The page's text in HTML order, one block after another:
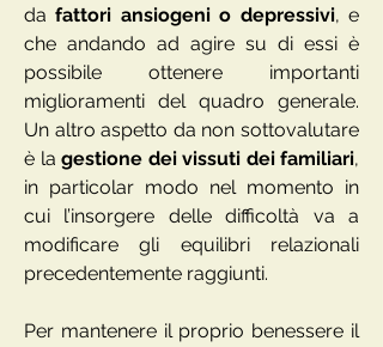
dafattori ansiogeni o depressivi, e
che andando ad agire su di essi è
possibile ottenere importanti
miglioramenti del quadro generale.
Un altro aspetto da non sottovalutare
è la gestione dei vissuti dei familiari,
in particolar modo nel momento in
cui l’insorgere delle difficoltà va a
modificare gli equilibri relazionali
precedentemente raggiunti.
Per mantenere il proprio benessere il